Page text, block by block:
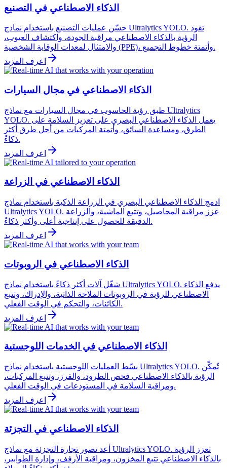
الذكاء الاصطناعي في التصنيع
حسّن عمليات التصنيع باستخدام نماذج Ultralytics YOLO. تقود
الرؤية بالذكاء الاصطناعي مراقبة الجودة، واكتشاف العيوب،
والامتثال لمعدات الوقاية الشخصية (PPE)، وأتمتة خطوط التجميع.
اعرف المزيد
الذكاء الاصطناعي في مجال السيارات
طبق رؤية الحاسوب في مجال السيارات مع نماذج Ultralytics
YOLO. يعمل الذكاء الاصطناعي البصري على تعزيز السلامة على
الطرق، ومساعدة السائق، وأتمتة المركبات من أجل طرق أكثر
ذكاءً.
اعرف المزيد
الذكاء الاصطناعي في الزراعة
ادمج الذكاء الاصطناعي البصري في الزراعة الذكية باستخدام نماذج
Ultralytics YOLO. عزز مراقبة المحاصيل، وتتبع الماشية، والزراعة
الدقيقة للحصول على إنتاجية أعلى وأكثر ذكاءً.
اعرف المزيد
الذكاء الاصطناعي في الروبوتات
شغّل آلات أكثر ذكاءً باستخدام نماذج Ultralytics YOLO. يدفع الذكاء
الاصطناعي للرؤية في الروبوتات الملاحة الذاتية، والإدراك، وتتبع
الكائنات، والتحكم في الوقت الفعلي.
اعرف المزيد
الذكاء الاصطناعي في الخدمات اللوجستية
بسّط العمليات اللوجستية باستخدام نماذج Ultralytics YOLO. تُمكّن
الرؤية بالذكاء الاصطناعي فحص الطرود، والفرز، وتتبع المركبات،
ومراقبة السلامة في المستودعات في الوقت الفعلي.
اعرف المزيد
الذكاء الاصطناعي في التجزئة
أعد تصور تجارة التجزئة مع نماذج Ultralytics YOLO. تعزز الرؤية
بالذكاء الاصطناعي تتبع المخزون، ومراقبة الأرفف، وإدارة الطوابير،